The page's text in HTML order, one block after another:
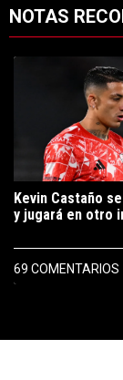
NOTAS
Un artículo de
Kevin Castaño
y jugará en otro
69 COMENTARIOS